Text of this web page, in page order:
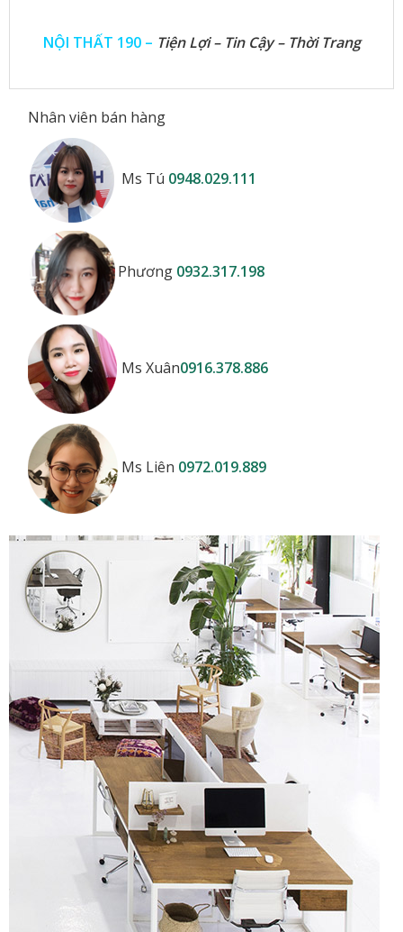
NỘI THẤT 190 – Tiện Lợi – Tin Cậy – Thời Trang
Nhân viên bán hàng
Ms Tú 0948.029.111
Phương 0932.317.198
Ms Xuân0916.378.886
Ms Liên 0972.019.889